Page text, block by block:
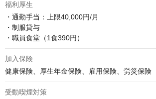
福利厚生
・通勤手当：上限40,000円/月
・制服貸与
・職員食堂（1食390円）
加入保険
健康保険、厚生年金保険、雇用保険、労災保険
受動喫煙対策